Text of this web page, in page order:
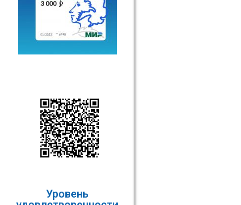
Уровень